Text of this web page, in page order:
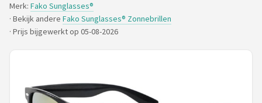
Baby zonnebrillen
Shop
Merk: Fako Sunglasses®
· Bekijk andere Fako Sunglasses® Zonnebrillen
· Prijs bijgewerkt op 05-08-2026